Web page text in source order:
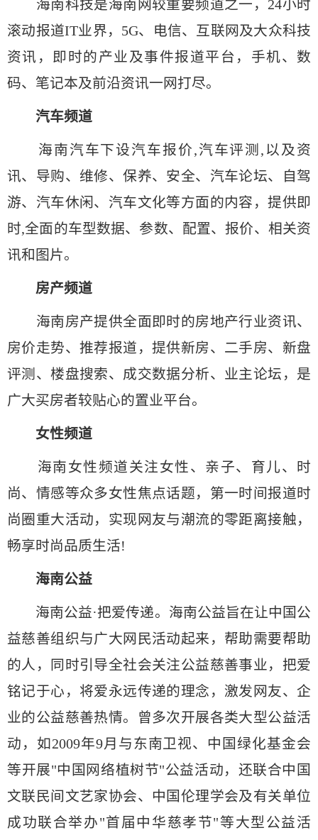
海南科技是海南网较重要频道之一，24小时
滚动报道IT业界，5G、电信、互联网及大众科技
资讯，即时的产业及事件报道平台，手机、数
码、笔记本及前沿资讯一网打尽。
汽车频道
海南汽车下设汽车报价,汽车评测,以及资
讯、导购、维修、保养、安全、汽车论坛、自驾
游、汽车休闲、汽车文化等方面的内容，提供即
时,全面的车型数据、参数、配置、报价、相关资
讯和图片。
房产频道
海南房产提供全面即时的房地产行业资讯、
房价走势、推荐报道，提供新房、二手房、新盘
评测、楼盘搜索、成交数据分析、业主论坛，是
广大买房者较贴心的置业平台。
女性频道
海南女性频道关注女性、亲子、育儿、时
尚、情感等众多女性焦点话题，第一时间报道时
尚圈重大活动，实现网友与潮流的零距离接触，
畅享时尚品质生活!
海南公益
海南公益·把爱传递。海南公益旨在让中国公
益慈善组织与广大网民活动起来，帮助需要帮助
的人，同时引导全社会关注公益慈善事业，把爱
铭记于心，将爱永远传递的理念，激发网友、企
业的公益慈善热情。曾多次开展各类大型公益活
动，如2009年9月与东南卫视、中国绿化基金会
等开展"中国网络植树节"公益活动，还联合中国
文联民间文艺家协会、中国伦理学会及有关单位
成功联合举办"首届中华慈孝节"等大型公益活